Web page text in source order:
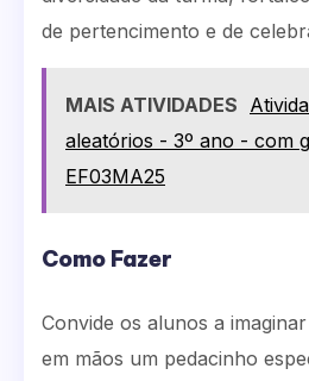
de pertencimento e de
MAIS ATIVIDADES
aleatórios - 3º ano - com
EF03MA25
Como Fazer
Convide os alunos a
em mãos um pedacinho